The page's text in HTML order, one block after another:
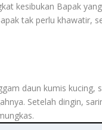
kesibukan Bapak
tak perlu khawatir,
daun kumis kucing,
Setelah dingin,